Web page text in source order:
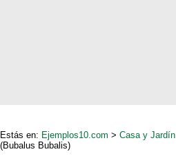
Estás en: Ejemplos10.com > Casa y Jardín
(Bubalus Bubalis)